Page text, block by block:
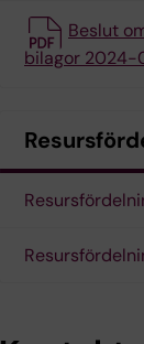
Beslut
bilagor